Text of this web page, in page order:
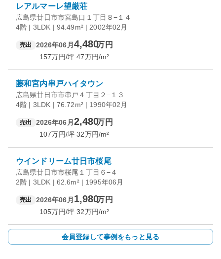
レアルマーレ望厳荘
広島県廿日市市宮島口１丁目８−１４
4階 | 3LDK | 94.49m² | 2002年02月
売出 2026年06月 4,480万円
157万円/坪 47万円/m²
藤和宮内串戸ハイタウン
広島県廿日市市串戸４丁目２−１３
4階 | 3LDK | 76.72m² | 1990年02月
売出 2026年06月 2,480万円
107万円/坪 32万円/m²
ウインドリーム廿日市桜尾
広島県廿日市市桜尾１丁目６−４
2階 | 3LDK | 62.6m² | 1995年06月
売出 2026年06月 1,980万円
105万円/坪 32万円/m²
会員登録して事例をもっと見る